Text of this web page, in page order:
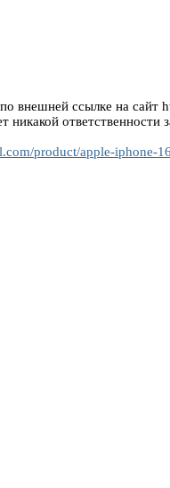
внешней ссылке на
ответственности
product/apple-iphone-